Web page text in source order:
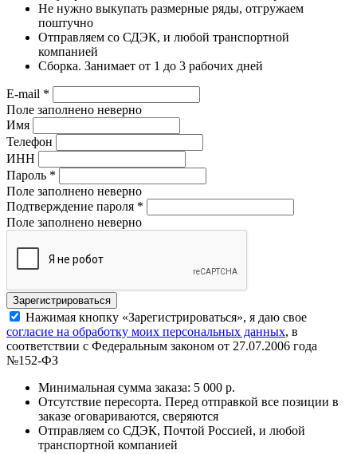
Не нужно выкупать размерные ряды, отгружаем
поштучно
Отправляем со СДЭК, и любой транспортной
компанией
Сборка. Занимает от 1 до 3 рабочих дней
E-mail *
Поле заполнено неверно
Имя
Телефон
ИНН
Пароль *
Поле заполнено неверно
Подтверждение пароля *
Поле заполнено неверно
Нажимая кнопку «Зарегистрироваться», я даю свое
согласие на обработку моих персональных данных, в
соответствии с Федеральным законом от 27.07.2006 года
№152-ФЗ
Минимальная сумма заказа: 5 000 р.
Отсутствие пересорта. Перед отправкой все позиции в
заказе оговариваются, сверяются
Отправляем со СДЭК, Почтой Россией, и любой
транспортной компанией